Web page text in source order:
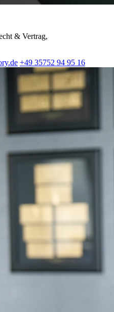
& Vertrag,
+49 35752 94 95 16